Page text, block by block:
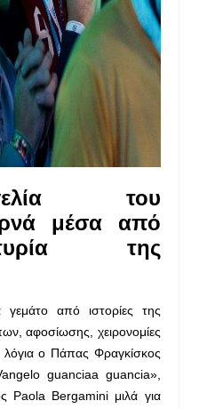
του
μέσα από
της
γεμάτο από ιστορίες της
αφοσίωσης, χειρονομίες
ο Πάπας Φραγκίσκος
guanciaa guancia»,
Paola Bergamini μιλά για